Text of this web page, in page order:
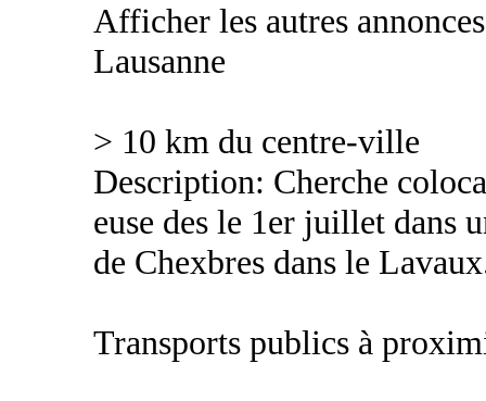
Afficher les autres
Lausanne
> 10 km du centre-ville
Description: Cherche
euse des le 1er juillet dans
de Chexbres dans le
Transports publics à